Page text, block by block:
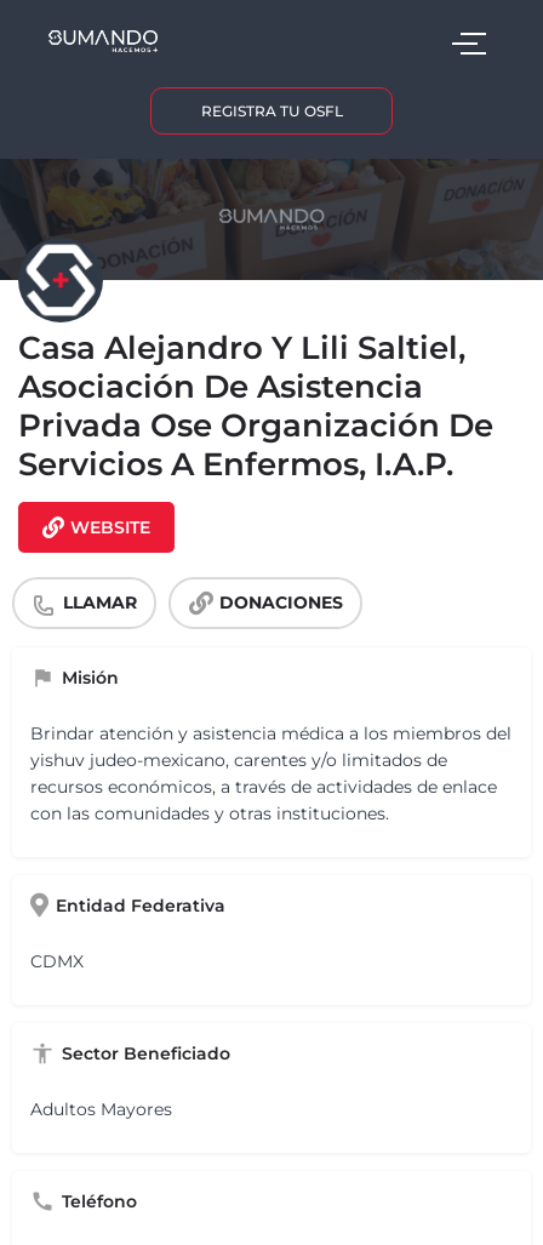
REGISTRA TU OSFL
Casa Alejandro Y Lili Saltiel,
Asociación De Asistencia
Privada Ose Organización De
Servicios A Enfermos, I.A.P.
WEBSITE
LLAMAR DONACIONES
Misión
Brindar atención y asistencia médica a los miembros del
yishuv judeo-mexicano, carentes y/o limitados de
recursos económicos, a través de actividades de enlace
con las comunidades y otras instituciones.
Entidad Federativa
CDMX
Sector Beneficiado
Adultos Mayores
Teléfono